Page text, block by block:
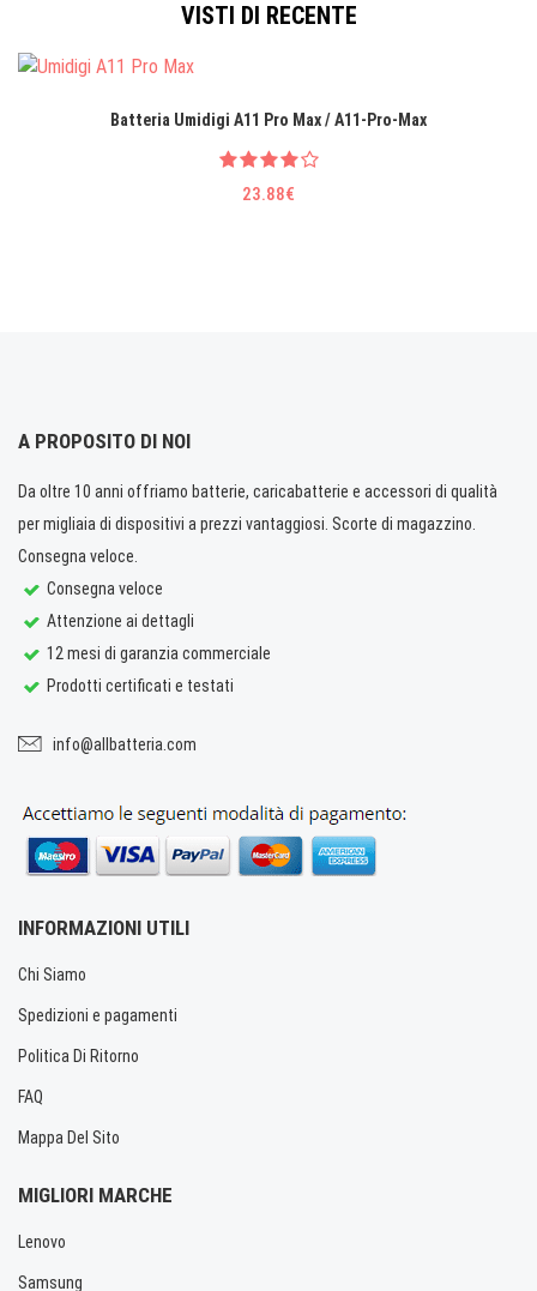
VISTI DI RECENTE
Batteria Umidigi A11 Pro Max / A11-Pro-Max
23.88€
A PROPOSITO DI NOI
Da oltre 10 anni offriamo batterie, caricabatterie e accessori di qualità
per migliaia di dispositivi a prezzi vantaggiosi. Scorte di magazzino.
Consegna veloce.
Consegna veloce
Attenzione ai dettagli
12 mesi di garanzia commerciale
Prodotti certificati e testati
info@allbatteria.com
INFORMAZIONI UTILI
Chi Siamo
Spedizioni e pagamenti
Politica Di Ritorno
FAQ
Mappa Del Sito
MIGLIORI MARCHE
Lenovo
Samsung